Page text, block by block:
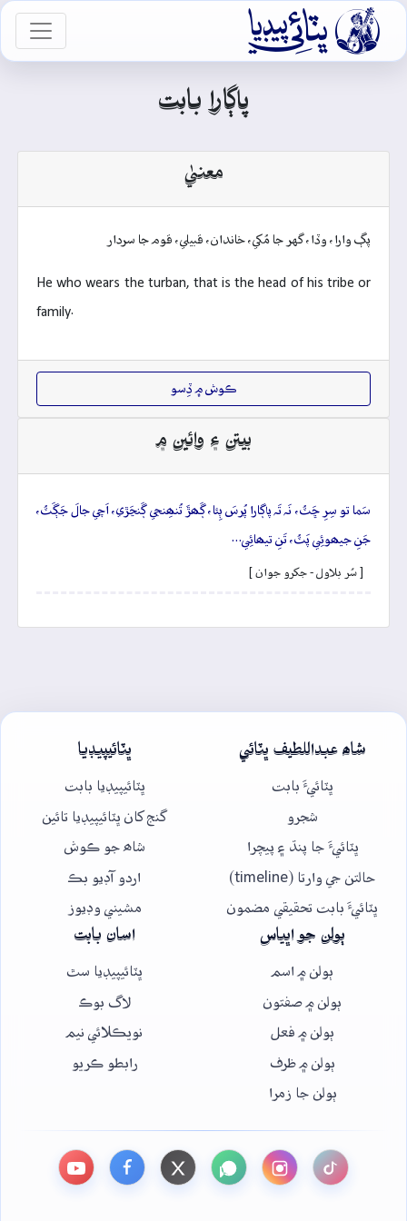

پاڳارا بابت
معنيٰ
پڳ وارا، وڏا، گهر جا مُکي، خاندان، قبيلي، قوم جا سردار
He who wears the turban, that is the head of his tribe or
family.
ڪوش ۾ ڏِسو
بيتن ۽ وائين ۾
سَما تو سِرِ ڇَٽُ، نَہ تَہ پاڳارا پُرسَ ٻِئا، ڳَھڙَ تُنھِنجي ڳَنڃَڙي، اَچي جالَ جَڳَٽُ،
جَنِ جيھوئِي پَٽُ، تَنِ تيھائِي…
[ سُر بلاول - جکرو جوان ]
شاھ عبداللطيف ڀٽائي
ڀٽائيءَ بابت
شجرو
ڀٽائيءَ جا پنڌ ۽ پيچرا
حالتن جي وارتا (timeline)
ڀٽائيءَ بابت تحقيقي مضمون
ڀٽائيپيڊيا
ڀٽائيپيڊيا بابت
گنج کان ڀٽائيپيڊيا تائين
شاھ جو ڪوش
اردو آڊيو بڪ
مشيني وڊيوز
ٻولن جو اڀياس
ٻولن ۾ اسم
ٻولن ۾ صفتون
ٻولن ۾ فعل
ٻولن ۾ ظرف
ٻولن جا زمرا
اسان بابت
ڀٽائيپيڊيا سٿ
لاگ بوڪ
نويڪلائي نيم
رابطو ڪريو